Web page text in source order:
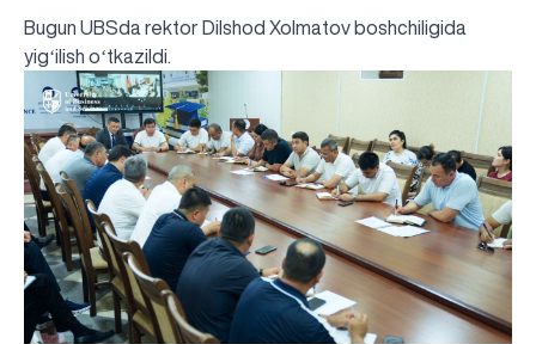
Bugun UBSda rektor Dilshod Xolmatov boshchiligida
yigʻilish oʻtkazildi.